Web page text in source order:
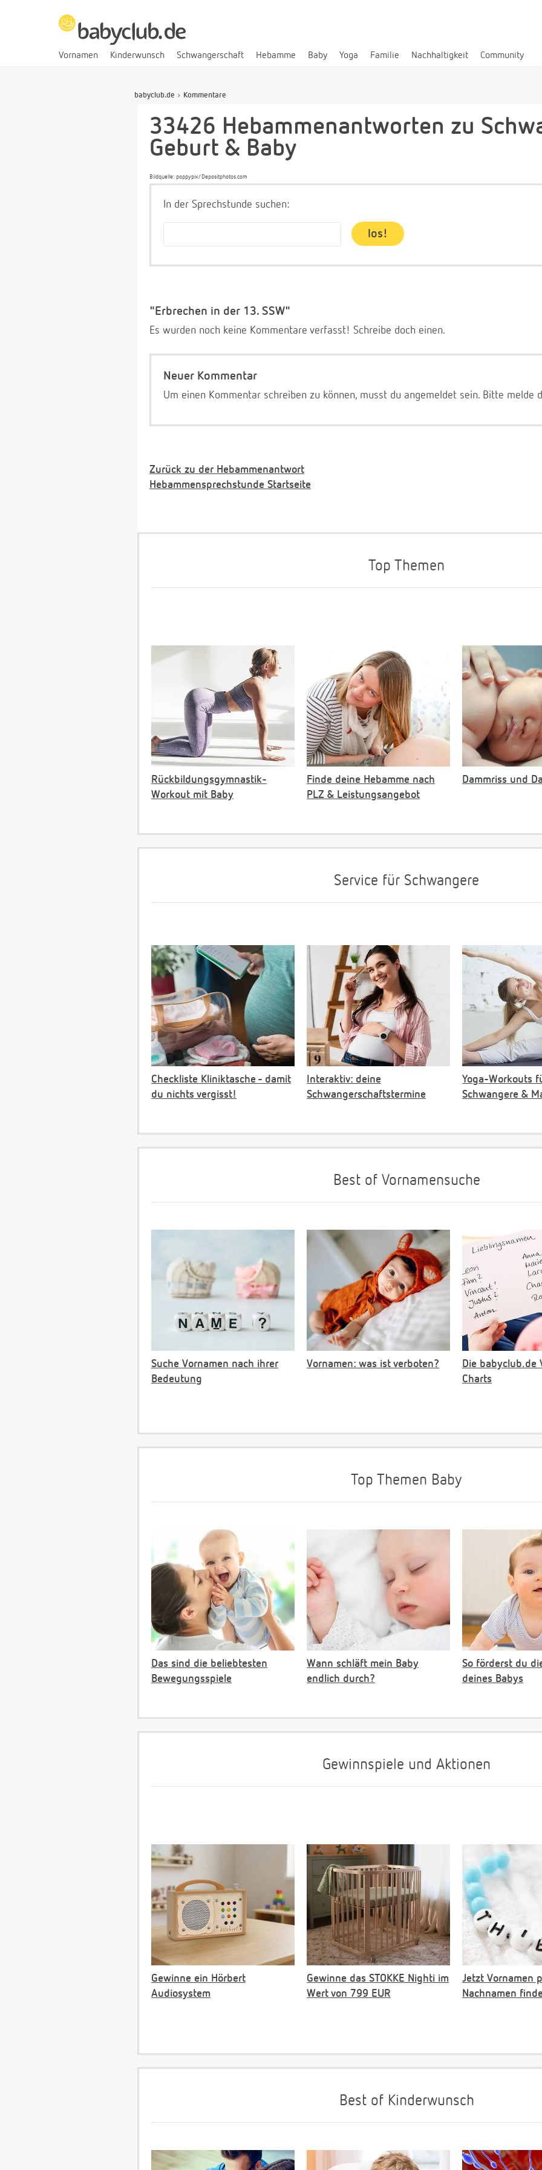
Vornamen Kinderwunsch Schwangerschaft Hebamme Baby Yoga Familie Nachhaltigkeit Community
babyclub.de Kommentare
33426 Hebammenantworten zu
Geburt & Baby
Bildquelle: poppypix/Depositphotos.com
In der Sprechstunde suchen:
"Erbrechen in der 13. SSW"
Es wurden noch keine Kommentare verfasst! Schreibe doch einen.
Neuer Kommentar
Um einen Kommentar schreiben zu können, musst du angemeldet sein. Bitte melde
Zurück zu der Hebammenantwort
Hebammensprechstunde Startseite
Top Themen
Rückbildungsgymnastik-
Workout mit Baby
Finde deine Hebamme nach
PLZ & Leistungsangebot
Dammriss und
Service für Schwangere
Checkliste Kliniktasche - damit
du nichts vergisst!
Interaktiv: deine
Schwangerschaftstermine
Yoga-Workouts
Schwangere &
Best of Vornamensuche
Suche Vornamen nach ihrer
Bedeutung
Vornamen: was ist verboten?
Die babyclub.de
Charts
Top Themen Baby
Das sind die beliebtesten
Bewegungsspiele
Wann schläft mein Baby
endlich durch?
So förderst du
deines Babys
Gewinnspiele und Aktionen
Gewinne ein Hörbert
Audiosystem
Gewinne das STOKKE Nighti im
Wert von 799 EUR
Jetzt Vornamen
Nachnamen
Best of Kinderwunsch